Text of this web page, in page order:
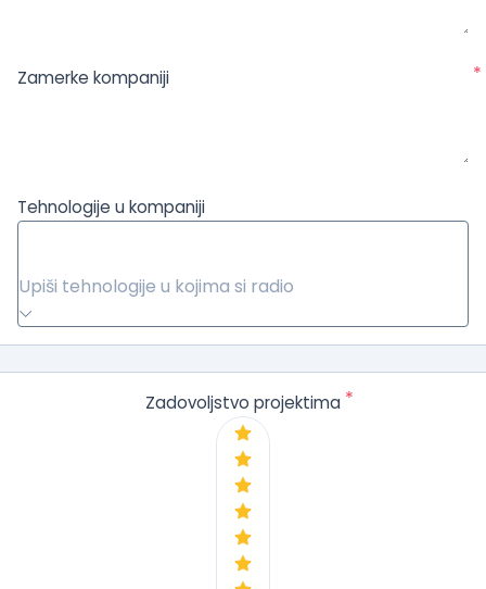
Zamerke kompaniji *
Tehnologije u kompaniji
Upiši tehnologije u kojima si radio
Zadovoljstvo projektima *